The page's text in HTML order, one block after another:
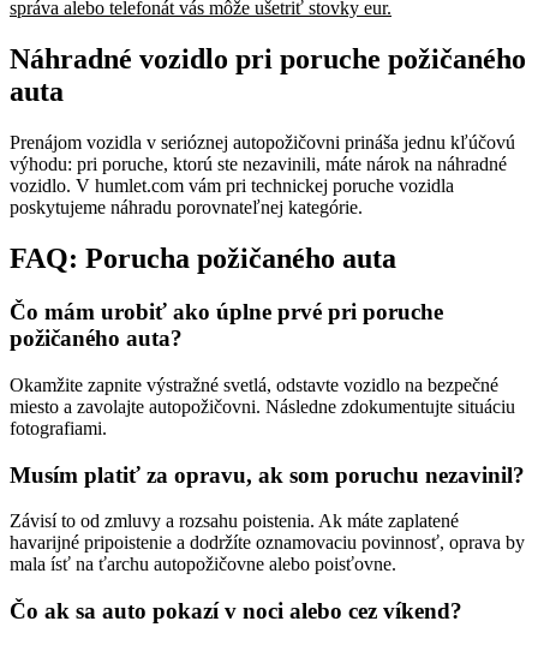
správa alebo telefonát vás môže ušetriť stovky eur.
Náhradné vozidlo pri poruche požičaného
auta
Prenájom vozidla v serióznej autopožičovni prináša jednu kľúčovú
výhodu: pri poruche, ktorú ste nezavinili, máte nárok na náhradné
vozidlo. V humlet.com vám pri technickej poruche vozidla
poskytujeme náhradu porovnateľnej kategórie.
FAQ: Porucha požičaného auta
Čo mám urobiť ako úplne prvé pri poruche
požičaného auta?
Okamžite zapnite výstražné svetlá, odstavte vozidlo na bezpečné
miesto a zavolajte autopožičovni. Následne zdokumentujte situáciu
fotografiami.
Musím platiť za opravu, ak som poruchu nezavinil?
Závisí to od zmluvy a rozsahu poistenia. Ak máte zaplatené
havarijné pripoistenie a dodržíte oznamovaciu povinnosť, oprava by
mala ísť na ťarchu autopožičovne alebo poisťovne.
Čo ak sa auto pokazí v noci alebo cez víkend?